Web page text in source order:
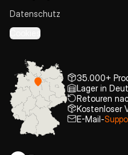
Datenschutz
Cookies
35.000+
Lager in
Retouren
Kostenloser
E-Mail-